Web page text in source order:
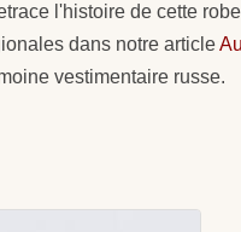
l'histoire de cette
dans notre article
vestimentaire russe.